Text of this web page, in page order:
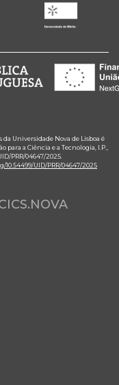
Universidade Nova de Lisboa é
a Ciência e a Tecnologia, I.P.,
PRR/04647/2025.
10.54499/UID/PRR/04647/2025